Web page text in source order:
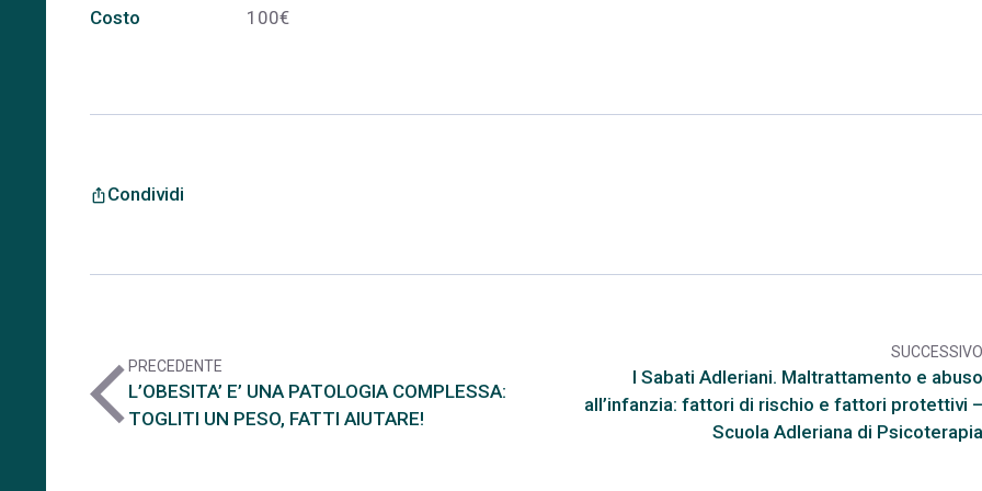
Costo 100€
ios_shareCondividi
arrow_back_iosPRECEDENTE
L’OBESITA’ E’ UNA PATOLOGIA COMPLESSA:
TOGLITI UN PESO, FATTI AIUTARE!
SUCCESSIVO
I Sabati Adleriani. Maltrattamento e abuso
all’infanzia: fattori di rischio e fattori protettivi –
Scuola Adleriana di Psicoterapia